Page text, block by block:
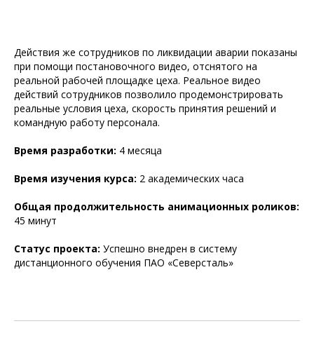
Действия же сотрудников по ликвидации аварии показаны
при помощи постановочного видео, отснятого на
реальной рабочей площадке цеха. Реальное видео
действий сотрудников позволило продемонстрировать
реальные условия цеха, скорость принятия решений и
командную работу персонала.
Время разработки: 4 месяца
Время изучения курса: 2 академических часа
Общая продолжительность анимационных роликов:
45 минут
Статус проекта: Успешно внедрен в систему
дистанционного обучения ПАО «Северсталь»